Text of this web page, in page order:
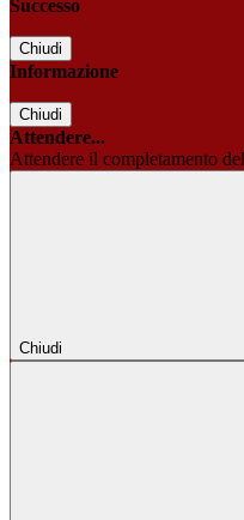
Successo
Chiudi
Informazione
Chiudi
Attendere...
Attendere il completamento
Chiudi